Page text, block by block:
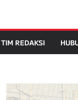
TIM REDAKSI